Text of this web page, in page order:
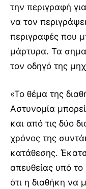
την περιγραφή
να τον
περιγραφές που
μάρτυρα. Τα
τον οδηγό της
«Το θέμα της
Αστυνομία
και από τις δύο
χρόνος της
κατάθεσης.
απευθείας υπό
ότι η διαθήκη να